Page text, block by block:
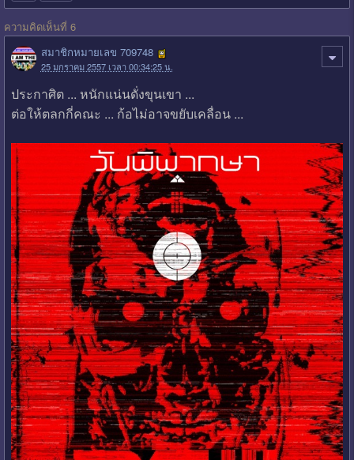
ความคิดเห็นที่ 6
สมาชิกหมายเลข 709748
25 มกราคม 2557 เวลา 00:34:25 น.
ประกาศิต ... หนักแน่นดั่งขุนเขา ...
ต่อให้ตลกกี่คณะ ... ก้อไม่อาจขยับเคลื่อน ...